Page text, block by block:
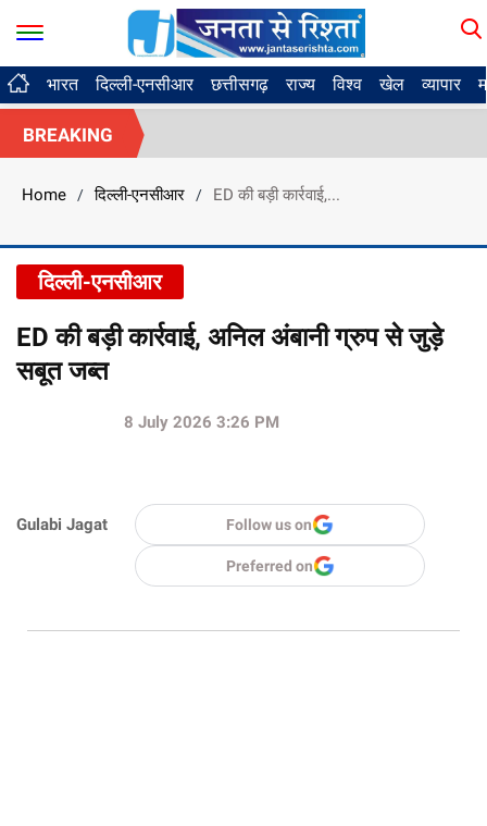
भारत दिल्ली-एनसीआर छत्तीसगढ़ राज्य विश्व खेल व्यापार
BREAKING
Home / दिल्ली-एनसीआर / ED की बड़ी कार्रवाई,...
दिल्ली-एनसीआर
ED की बड़ी कार्रवाई, अनिल अंबानी ग्रुप से जुड़े
सबूत जब्त
Gulabi Jagat
8 July 2026 3:26 PM
Follow us on
Preferred on